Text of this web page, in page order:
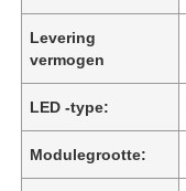
Levering
vermogen
LED -type:
Modulegrootte: